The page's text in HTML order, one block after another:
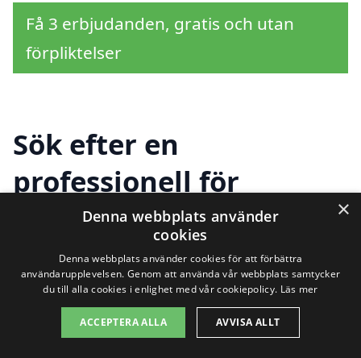
Få 3 erbjudanden, gratis och utan
förpliktelser
Sök efter en
professionell för
golvslipning i andra
städer nära Östra
Vemmerlöv
×
Denna webbplats använder
cookies
Denna webbplats använder cookies för att förbättra
användarupplevelsen. Genom att använda vår webbplats samtycker
du till alla cookies i enlighet med vår cookiepolicy. Läs mer
ACCEPTERA ALLA AVVISA ALLT